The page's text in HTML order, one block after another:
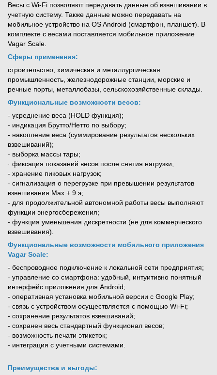
Весы с Wi-Fi позволяют передавать данные об взвешивании в
учетную систему. Также данные можно передавать на
мобильное устройство на OS Android (смартфон, планшет). В
комплекте с весами поставляется мобильное приложение
Vagar Scale.
Сферы применения:
строительство, химическая и металлургическая
промышленность, железнодорожные станции, морские и
речные порты, металлобазы, сельскохозяйственные склады.
Функциональные возможности весов:
- усреднение веса (HOLD функция);
- индикация Брутто/Нетто по выбору;
- накопление веса (суммирование результатов нескольких
взвешиваний);
- выборка массы тары;
· фиксация показаний весов после снятия нагрузки;
- хранение пиковых нагрузок;
- сигнализация о перегрузке при превышении результатов
взвешивания Мах + 9 э;
- для продолжительной автономной работы весы выполняют
функции энергосбережения;
- функция уменьшения дискретности (не для коммерческого
взвешивания).
Функциональные возможности мобильного приложения
Vagar Scale:
- беспроводное подключение к локальной сети предприятия;
- управление со смартфона: удобный, интуитивно понятный
интерфейс приложения для Android;
- оперативная установка мобильной версии с Google Play;
- связь с устройством осуществляется с помощью Wi-Fi;
- сохранение результатов взвешиваний;
- сохранен весь стандартный функционал весов;
- возможность печати этикеток;
- интеграция с учетными системами.
Преимущества и выгоды: